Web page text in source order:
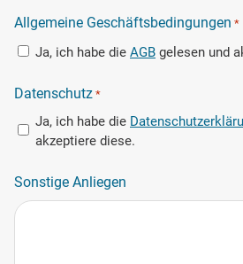
Allgemeine Geschäftsbedingungen *
Ja, ich habe die AGB gelesen und
Datenschutz *
Ja, ich habe die
akzeptiere diese.
Sonstige Anliegen